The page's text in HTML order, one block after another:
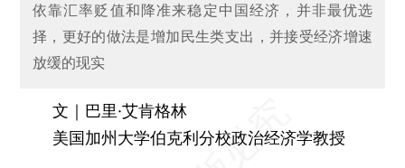
依靠汇率贬值和降准来稳定中国经济，并非最优选
择，更好的做法是增加民生类支出，并接受经济增速
放缓的现实
文｜巴里·艾肯格林
美国加州大学伯克利分校政治经济学教授